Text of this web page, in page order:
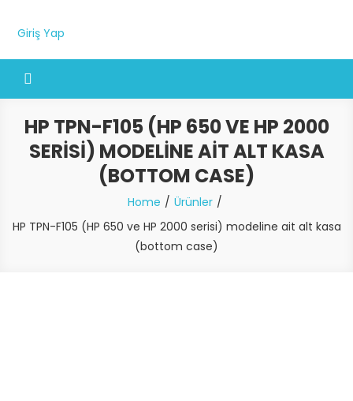
Giriş Yap
HP TPN-F105 (HP 650 VE HP 2000
SERISI) MODELINE AIT ALT KASA
(BOTTOM CASE)
Home
Ürünler
HP TPN-F105 (HP 650 ve HP 2000 serisi) modeline ait alt kasa
(bottom case)